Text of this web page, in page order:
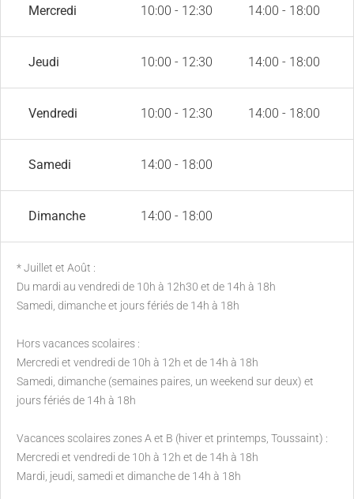
Mercredi 10:00 - 12:30 14:00 - 18:00
Jeudi 10:00 - 12:30 14:00 - 18:00
Vendredi 10:00 - 12:30 14:00 - 18:00
Samedi 14:00 - 18:00
Dimanche 14:00 - 18:00
* Juillet et Août :
Du mardi au vendredi de 10h à 12h30 et de 14h à 18h
Samedi, dimanche et jours fériés de 14h à 18h
Hors vacances scolaires :
Mercredi et vendredi de 10h à 12h et de 14h à 18h
Samedi, dimanche (semaines paires, un weekend sur deux) et
jours fériés de 14h à 18h
Vacances scolaires zones A et B (hiver et printemps, Toussaint) :
Mercredi et vendredi de 10h à 12h et de 14h à 18h
Mardi, jeudi, samedi et dimanche de 14h à 18h